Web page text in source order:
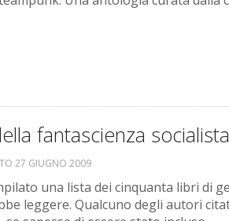
fantascienza socialista
27 GIUGNO 2009
una lista dei cinquanta libri di
leggere. Qualcuno degli autori